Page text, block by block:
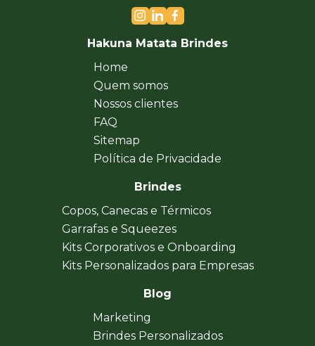
Hakuna Matata Brindes
Home
Quem somos
Nossos clientes
FAQ
Sitemap
Política de Privacidade
Brindes
Copos, Canecas e Térmicos
Garrafas e Squeezes
Kits Corporativos e Onboarding
Kits Personalizados para Empresas
Blog
Marketing
Brindes Personalizados